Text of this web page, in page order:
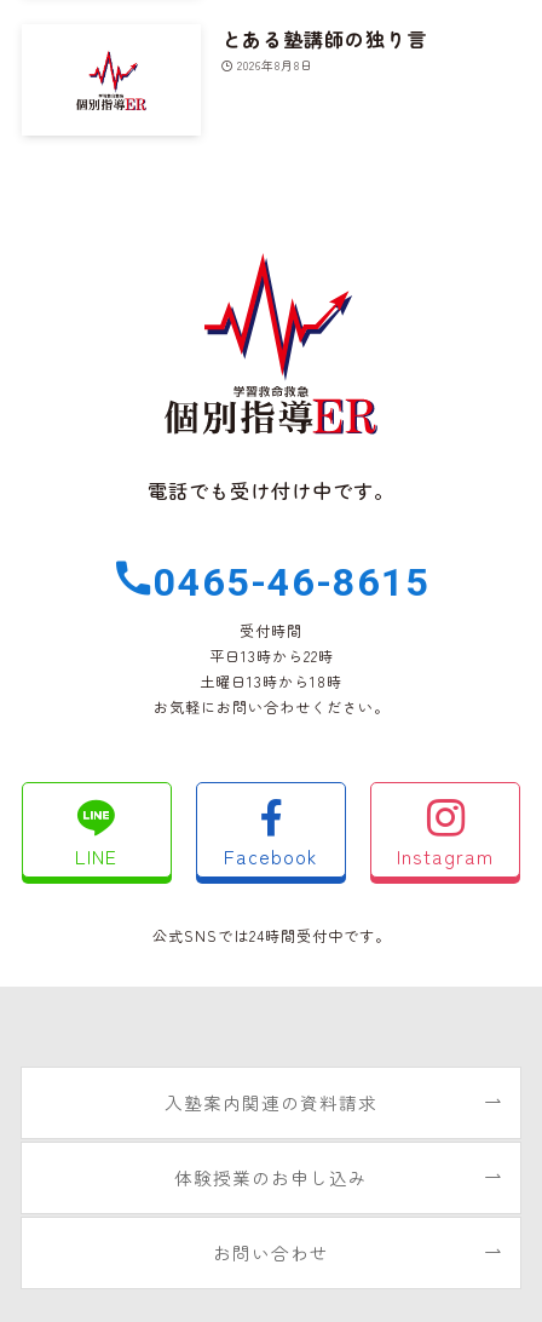
とある塾講師の独り言
2026年8月8日
電話でも受け付け中です。
0465-46-8615
受付時間
平日13時から22時
土曜日13時から18時
お気軽にお問い合わせください。
LINE Facebook Instagram
公式SNSでは24時間受付中です。
入塾案内関連の資料請求
体験授業のお申し込み
お問い合わせ